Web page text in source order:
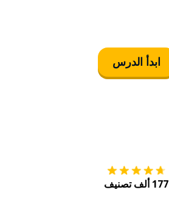
ابدأ الدرس
177 ألف تصنيف